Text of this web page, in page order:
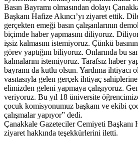
Basın Bayramı olmasından dolayı
Başkanı Hafize Akıncı’yı ziyaret ettik.
gerçekten emeği basın çalışanlarının
biçimde haber yapmasını diliyoruz.
işsiz kalmasını istemiyoruz. Çünkü
görev yaptığını biliyoruz. Onlarında bu
kalmalarını istemiyoruz. Tarafsız haber
bayramı da kutlu olsun. Yardıma ihtiyacı
vasıtasıyla gelen gerçek ihtiyaç sahiplerine
elimizden geleni yapmaya çalışıyoruz.
veriyoruz. Bu yıl 18 üniversite
çocuk komisyonumuz başkanı ve ekibi
çalışmalar yapıyor” dedi.
Çanakkale Gazeteciler Cemiyeti Başkanı
ziyaret hakkında teşekkürlerini iletti.